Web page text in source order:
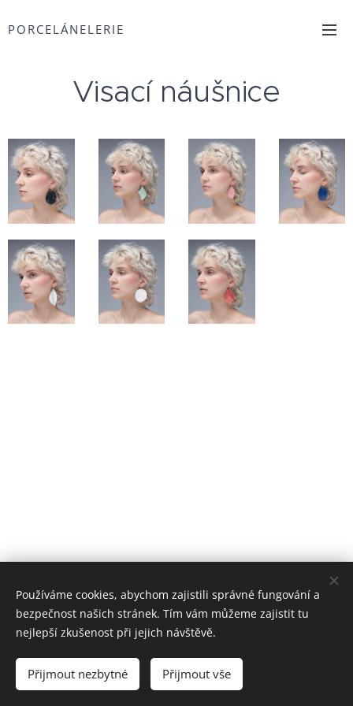
PORCELÁNELERIE
Visací náušnice
© 2023 Všechna práva vyhrazena
Vytvořeno službou
Cookies
Používáme cookies, abychom zajistili správné fungování a
bezpečnost našich stránek. Tím vám můžeme zajistit tu
nejlepší zkušenost při jejich návštěvě.
Přijmout nezbytné Přijmout vše